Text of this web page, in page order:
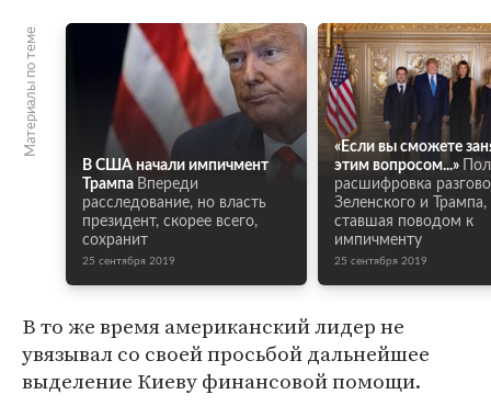
Материалы по теме
В США начали импичмент
Трампа Впереди
расследование, но власть
президент, скорее всего,
сохранит
25 сентября 2019
«Если вы сможете
этим вопросом...»
расшифровка
Зеленского и Трампа,
ставшая поводом к
импичменту
25 сентября 2019
В то же время американский лидер не
увязывал со своей просьбой дальнейшее
выделение Киеву финансовой помощи.